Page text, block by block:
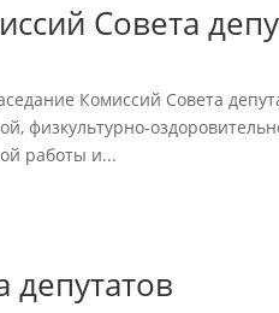
Совета
Комиссий Совета
физкультурно-
работы и...
депутатов